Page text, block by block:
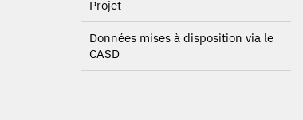
Projet
Données mises à disposition via le
CASD